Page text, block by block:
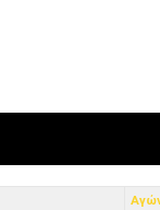
έλαβαν χώρα